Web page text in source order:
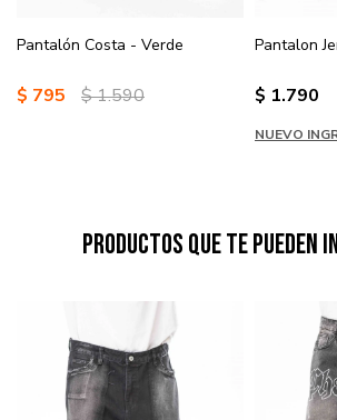
Pantalón Costa - Verde
$ 795 $1.590
Pantalon
$ 1.790
NUEVO
Productos que te pueden